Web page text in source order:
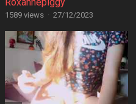
1589 views · 27/12/2023